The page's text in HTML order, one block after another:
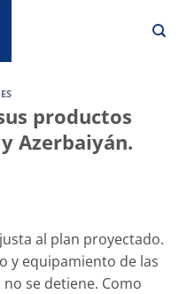
productos
Azerbaiyán.
al plan proyectado.
y equipamiento de las
se detiene. Como